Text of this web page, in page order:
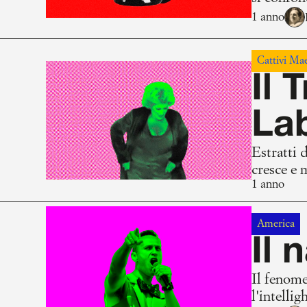
1 anno
Cattivi
Il
Estratti
cresce e
1 anno
America
Il
Il